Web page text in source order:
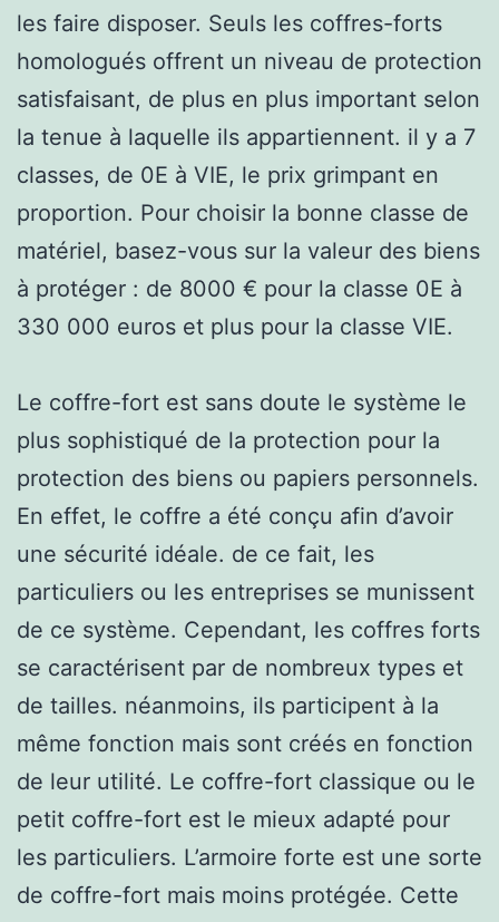
les faire disposer. Seuls les coffres-forts
homologués offrent un niveau de protection
satisfaisant, de plus en plus important selon
la tenue à laquelle ils appartiennent. il y a 7
classes, de 0E à VIE, le prix grimpant en
proportion. Pour choisir la bonne classe de
matériel, basez-vous sur la valeur des biens
à protéger : de 8000 € pour la classe 0E à
330 000 euros et plus pour la classe VIE.
Le coffre-fort est sans doute le système le
plus sophistiqué de la protection pour la
protection des biens ou papiers personnels.
En effet, le coffre a été conçu afin d’avoir
une sécurité idéale. de ce fait, les
particuliers ou les entreprises se munissent
de ce système. Cependant, les coffres forts
se caractérisent par de nombreux types et
de tailles. néanmoins, ils participent à la
même fonction mais sont créés en fonction
de leur utilité. Le coffre-fort classique ou le
petit coffre-fort est le mieux adapté pour
les particuliers. L’armoire forte est une sorte
de coffre-fort mais moins protégée. Cette